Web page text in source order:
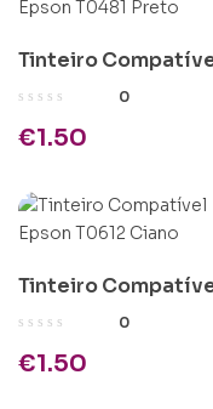
Tinteiro
Epson T0481 Preto
0
€1.50
Tinteiro
Epson T0612 Ciano
0
€1.50